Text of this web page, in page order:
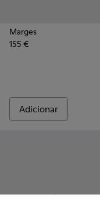
Marges
155 €
Adicionar